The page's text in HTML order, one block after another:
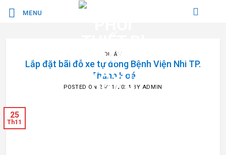
qua
MENU
DỰ ÁN
Lắp đặt bãi đỗ xe tự động Bệnh Viện Nhi TP.
Thanh Hoá
POSTED ON 25/11/2024 BY ADMIN
25
Th11